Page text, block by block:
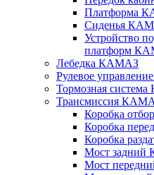
Платформа
Сиденья
Устройство
платформ
Лебедка КАМАЗ
Рулевое
Тормозная
Трансмиссия
Коробка
Коробка
Коробка
Мост
Мост